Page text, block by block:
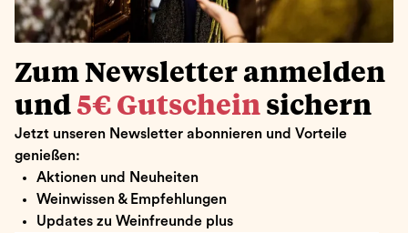
Zum Newsletter anmelden
und 5€ Gutschein sichern
Jetzt unseren Newsletter abonnieren und Vorteile
genießen:
Aktionen und Neuheiten
Weinwissen & Empfehlungen
Updates zu Weinfreunde plus